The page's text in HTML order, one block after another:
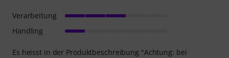
Es heisst in der Produktbeschreibung "Achtung: bei
Verarbeitung
Handling